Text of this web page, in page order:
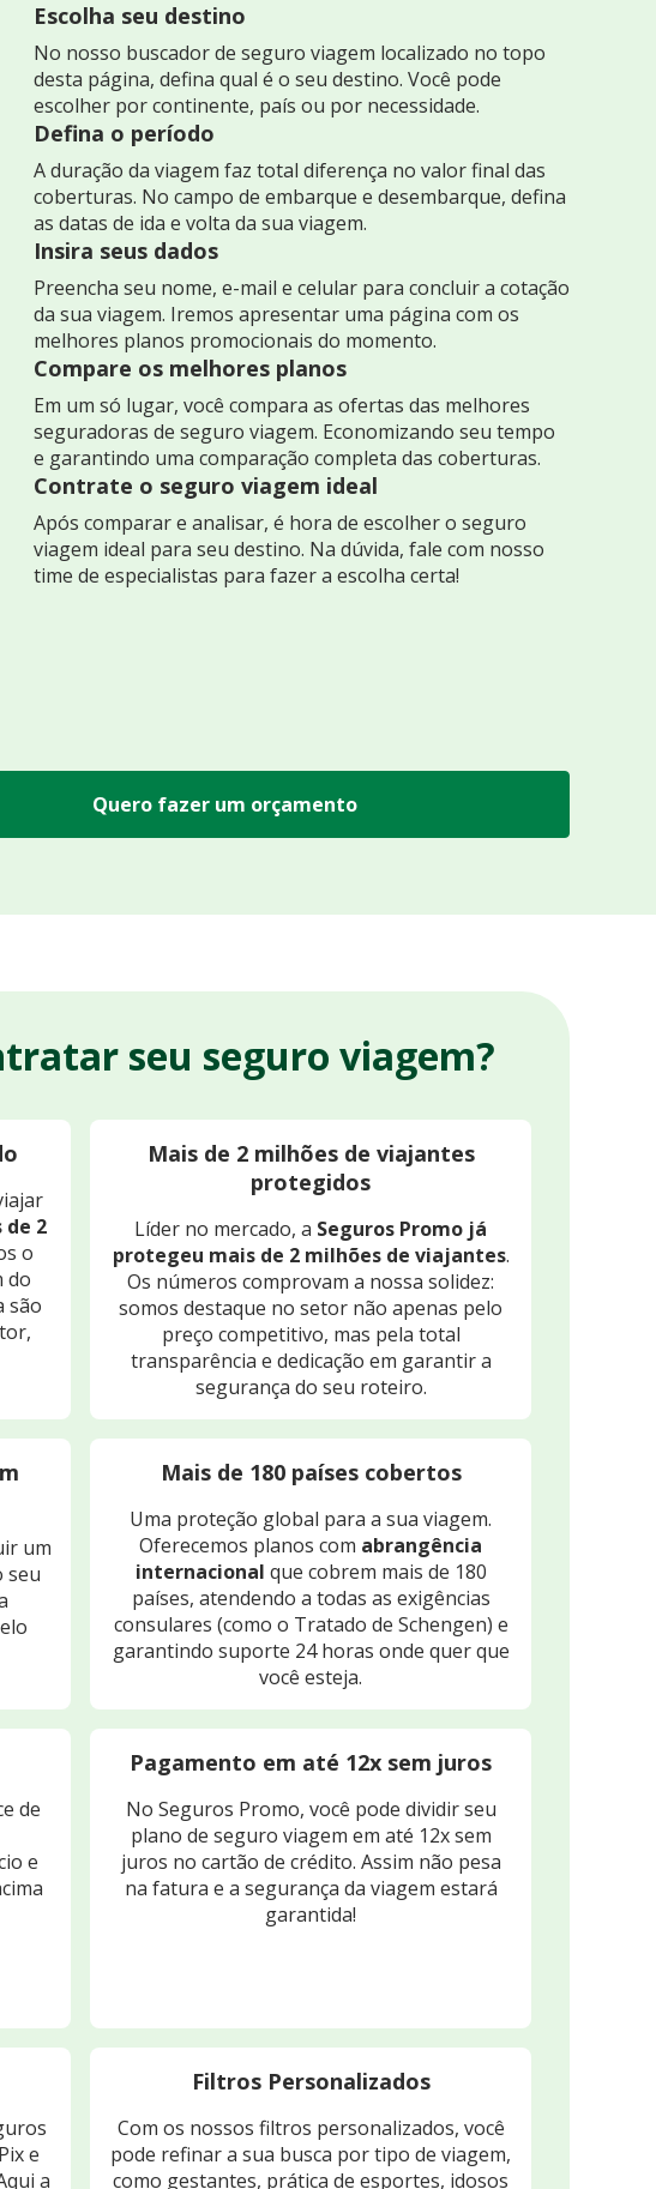
Escolha seu destino
No nosso buscador de seguro viagem localizado no topo
desta página, defina qual é o seu destino. Você pode
escolher por continente, país ou por necessidade.
Defina o período
A duração da viagem faz total diferença no valor final das
coberturas. No campo de embarque e desembarque, defina
as datas de ida e volta da sua viagem.
Insira seus dados
Preencha seu nome, e-mail e celular para concluir a cotação
da sua viagem. Iremos apresentar uma página com os
melhores planos promocionais do momento.
Compare os melhores planos
Em um só lugar, você compara as ofertas das melhores
seguradoras de seguro viagem. Economizando seu tempo
e garantindo uma comparação completa das coberturas.
Contrate o seguro viagem ideal
Após comparar e analisar, é hora de escolher o seguro
viagem ideal para seu destino. Na dúvida, fale com nosso
time de especialistas para fazer a escolha certa!
Quero fazer um orçamento
seu seguro viagem?
de 2
o
do
são
Mais de 2 milhões de viajantes
protegidos
Líder no mercado, a Seguros Promo já
protegeu mais de 2 milhões de viajantes.
Os números comprovam a nossa solidez:
somos destaque no setor não apenas pelo
preço competitivo, mas pela total
transparência e dedicação em garantir a
segurança do seu roteiro.
um
seu
Mais de 180 países cobertos
Uma proteção global para a sua viagem.
Oferecemos planos com abrangência
internacional que cobrem mais de 180
países, atendendo a todas as exigências
consulares (como o Tratado de Schengen) e
garantindo suporte 24 horas onde quer que
você esteja.
de
e
Pagamento em até 12x sem juros
No Seguros Promo, você pode dividir seu
plano de seguro viagem em até 12x sem
juros no cartão de crédito. Assim não pesa
na fatura e a segurança da viagem estará
garantida!
e
a
Filtros Personalizados
Com os nossos filtros personalizados, você
pode refinar a sua busca por tipo de viagem,
como gestantes, prática de esportes, idosos